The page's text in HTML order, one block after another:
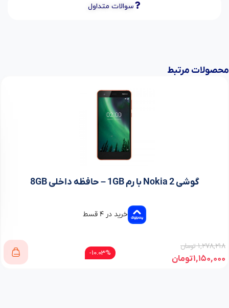
سوالات متداول
محصولات مرتبط
گوشی Nokia 2 با رم 1GB – حافظه داخلی 8GB
خرید در ۴ قسط
۱,۲۷۸,۲۱۸تومان
۱,۱۵۰,۰۰۰تومان 10.03%-